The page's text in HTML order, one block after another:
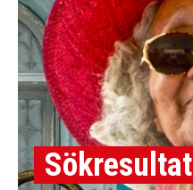
Sökresultat